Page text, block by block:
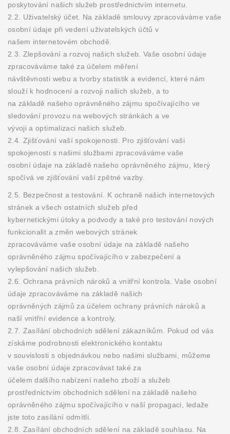
poskytování našich služeb prostřednictvím internetu.
2.2. Uživatelský účet. Na základě smlouvy zpracováváme vaše
osobní údaje při vedení uživatelských účtů v
našem internetovém obchodě.
2.3. Zlepšování a rozvoj našich služeb. Vaše osobní údaje
zpracováváme také za účelem měření
návštěvnosti webu a tvorby statistik a evidencí, které nám
slouží k hodnocení a rozvoji našich služeb, a to
na základě našeho oprávněného zájmu spočívajícího ve
sledování provozu na webových stránkách a ve
vývoji a optimalizaci našich služeb.
2.4. Zjišťování vaší spokojenosti. Pro zjišťování vaši
spokojenosti s našimi službami zpracováváme vaše
osobní údaje na základě našeho oprávněného zájmu, který
spočívá ve zjišťování vaší zpětné vazby.
2.5. Bezpečnost a testování. K ochraně našich internetových
stránek a všech ostatních služeb před
kybernetickými útoky a podvody a také pro testování nových
funkcionalit a změn webových stránek
zpracováváme vaše osobní údaje na základě našeho
oprávněného zájmu spočívajícího v zabezpečení a
vylepšování našich služeb.
2.6. Ochrana právních nároků a vnitřní kontrola. Vaše osobní
údaje zpracováváme na základě našich
oprávněných zájmů za účelem ochrany právních nároků a
naší vnitřní evidence a kontroly.
2.7. Zasílání obchodních sdělení zákazníkům. Pokud od vás
získáme podrobnosti elektronického kontaktu
v souvislosti s objednávkou nebo našimi službami, můžeme
vaše osobní údaje zpracovávat také za
účelem dalšího nabízení našeho zboží a služeb
prostřednictvím obchodních sdělení na základě našeho
oprávněného zájmu spočívajícího v naší propagaci, ledaže
jste toto zasílání odmítli.
2.8. Zasílání obchodních sdělení na základě souhlasu. Na